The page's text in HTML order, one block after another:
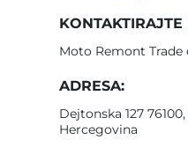
KONTAKTIRAJTE
Moto Remont Trade
ADRESA:
Dejtonska 127
Hercegovina